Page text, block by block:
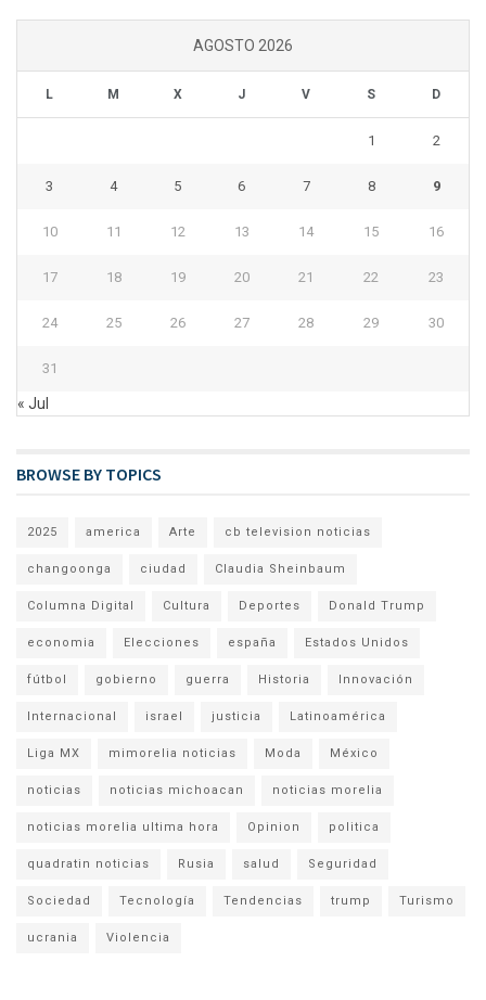
AGOSTO 2026
L M X J V S D
1 2
3 4 5 6 7 8 9
10 11 12 13 14 15 16
17 18 19 20 21 22 23
24 25 26 27 28 29 30
31
« Jul
BROWSE BY TOPICS
2025 america Arte cb television noticias
changoonga ciudad Claudia Sheinbaum
Columna Digital Cultura Deportes Donald Trump
economia Elecciones españa Estados Unidos
fútbol gobierno guerra Historia Innovación
Internacional israel justicia Latinoamérica
Liga MX mimorelia noticias Moda México
noticias noticias michoacan noticias morelia
noticias morelia ultima hora Opinion politica
quadratin noticias Rusia salud Seguridad
Sociedad Tecnología Tendencias trump Turismo
ucrania Violencia